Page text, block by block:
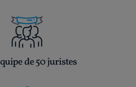
de 50 juristes